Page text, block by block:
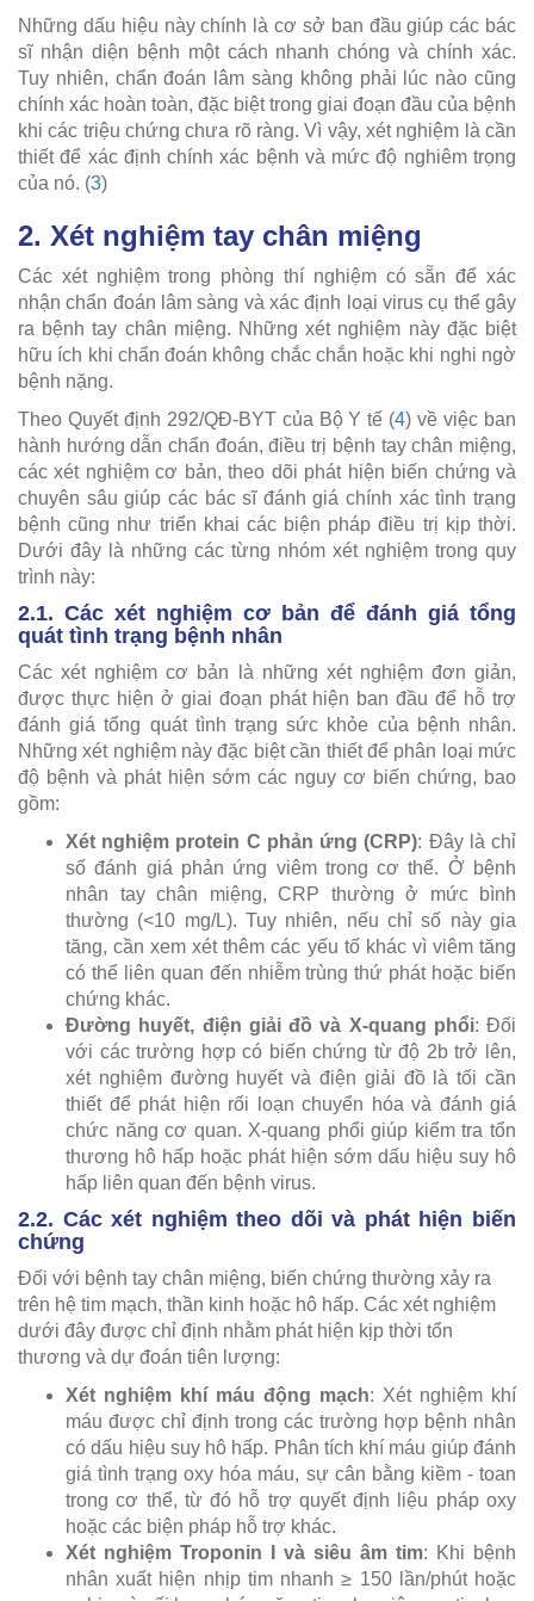
Những dấu hiệu này chính là cơ sở ban đầu giúp các bác
sĩ nhận diện bệnh một cách nhanh chóng và chính xác.
Tuy nhiên, chẩn đoán lâm sàng không phải lúc nào cũng
chính xác hoàn toàn, đặc biệt trong giai đoạn đầu của bệnh
khi các triệu chứng chưa rõ ràng. Vì vậy, xét nghiệm là cần
thiết để xác định chính xác bệnh và mức độ nghiêm trọng
của nó. (3)
2. Xét nghiệm tay chân miệng
Các xét nghiệm trong phòng thí nghiệm có sẵn để xác
nhận chẩn đoán lâm sàng và xác định loại virus cụ thể gây
ra bệnh tay chân miệng. Những xét nghiệm này đặc biệt
hữu ích khi chẩn đoán không chắc chắn hoặc khi nghi ngờ
bệnh nặng.
Theo Quyết định 292/QĐ-BYT của Bộ Y tế (4) về việc ban
hành hướng dẫn chẩn đoán, điều trị bệnh tay chân miệng,
các xét nghiệm cơ bản, theo dõi phát hiện biến chứng và
chuyên sâu giúp các bác sĩ đánh giá chính xác tình trạng
bệnh cũng như triển khai các biện pháp điều trị kịp thời.
Dưới đây là những các từng nhóm xét nghiệm trong quy
trình này:
2.1. Các xét nghiệm cơ bản để đánh giá tổng
quát tình trạng bệnh nhân
Các xét nghiệm cơ bản là những xét nghiệm đơn giản,
được thực hiện ở giai đoạn phát hiện ban đầu để hỗ trợ
đánh giá tổng quát tình trạng sức khỏe của bệnh nhân.
Những xét nghiệm này đặc biệt cần thiết để phân loại mức
độ bệnh và phát hiện sớm các nguy cơ biến chứng, bao
gồm:
Xét nghiệm protein C phản ứng (CRP): Đây là chỉ
số đánh giá phản ứng viêm trong cơ thể. Ở bệnh
nhân tay chân miệng, CRP thường ở mức bình
thường (<10 mg/L). Tuy nhiên, nếu chỉ số này gia
tăng, cần xem xét thêm các yếu tố khác vì viêm tăng
có thể liên quan đến nhiễm trùng thứ phát hoặc biến
chứng khác.
Đường huyết, điện giải đồ và X-quang phổi: Đối
với các trường hợp có biến chứng từ độ 2b trở lên,
xét nghiệm đường huyết và điện giải đồ là tối cần
thiết để phát hiện rối loạn chuyển hóa và đánh giá
chức năng cơ quan. X-quang phổi giúp kiểm tra tổn
thương hô hấp hoặc phát hiện sớm dấu hiệu suy hô
hấp liên quan đến bệnh virus.
2.2. Các xét nghiệm theo dõi và phát hiện biến
chứng
Đối với bệnh tay chân miệng, biến chứng thường xảy ra
trên hệ tim mạch, thần kinh hoặc hô hấp. Các xét nghiệm
dưới đây được chỉ định nhằm phát hiện kịp thời tổn
thương và dự đoán tiên lượng:
Xét nghiệm khí máu động mạch: Xét nghiệm khí
máu được chỉ định trong các trường hợp bệnh nhân
có dấu hiệu suy hô hấp. Phân tích khí máu giúp đánh
giá tình trạng oxy hóa máu, sự cân bằng kiềm - toan
trong cơ thể, từ đó hỗ trợ quyết định liệu pháp oxy
hoặc các biện pháp hỗ trợ khác.
Xét nghiệm Troponin I và siêu âm tim: Khi bệnh
nhân xuất hiện nhịp tim nhanh ≥ 150 lần/phút hoặc